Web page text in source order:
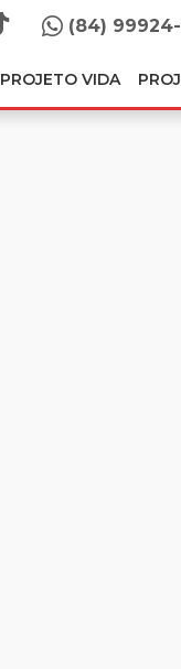
(84) 99924-
PROJETO VIDA